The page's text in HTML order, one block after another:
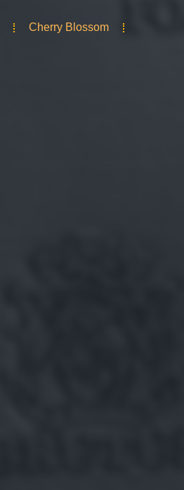
Cherry Blossom